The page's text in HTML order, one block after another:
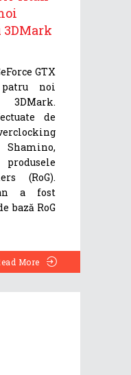
GTX
noi
de
(RoG).
a fost
bază RoG
More